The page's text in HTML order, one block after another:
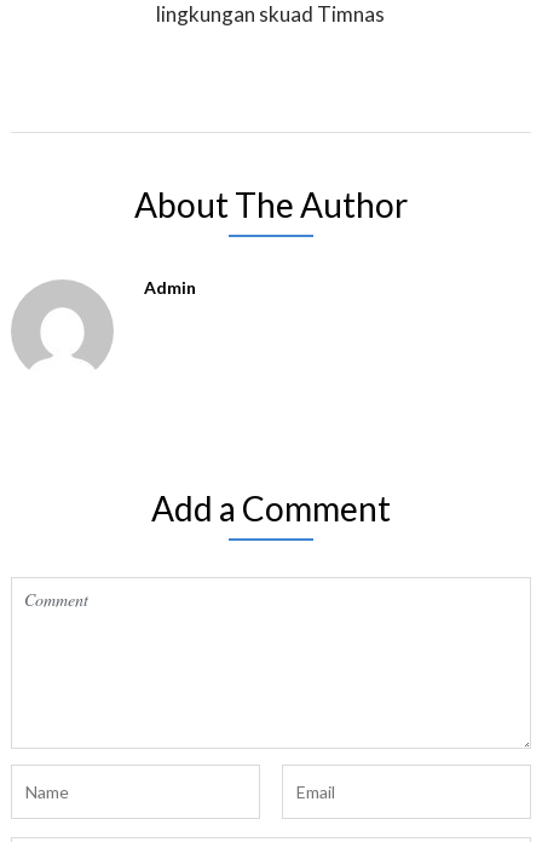
lingkungan skuad Timnas
About The Author
Admin
Add a Comment